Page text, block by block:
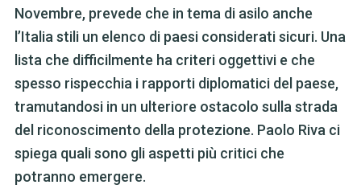
Novembre, prevede che in tema di asilo anche
l’Italia stili un elenco di paesi considerati sicuri. Una
lista che difficilmente ha criteri oggettivi e che
spesso rispecchia i rapporti diplomatici del paese,
tramutandosi in un ulteriore ostacolo sulla strada
del riconoscimento della protezione. Paolo Riva ci
spiega quali sono gli aspetti più critici che
potranno emergere.